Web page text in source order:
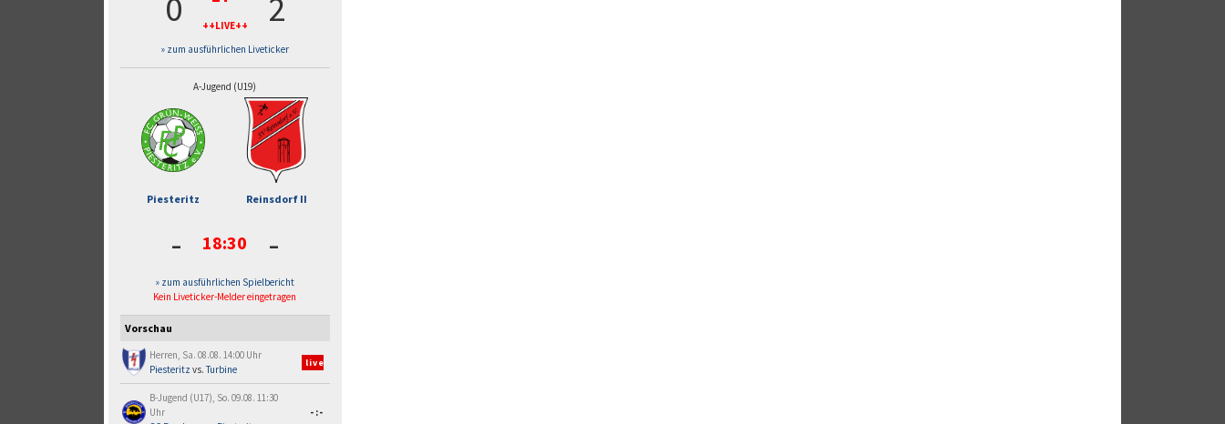
0 ++LIVE++ 2
» zum ausführlichen Liveticker
A-Jugend (U19)
Piesteritz Reinsdorf II
- 18:30 -
» zum ausführlichen Spielbericht
Kein Liveticker-Melder eingetragen
Vorschau
Herren, Sa. 08.08. 14:00 Uhr
Piesteritz vs.Turbine
live
B-Jugend (U17), So. 09.08. 11:30
Uhr
-:-